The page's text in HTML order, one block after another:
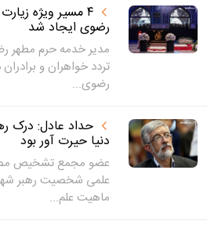
۴ مسیر ویژه
رضوی ایجاد شد
مدیر خدمه حرم مطهر
تردد خواهران و
رضوی...
حداد عادل: درک
دنیا حیرت آور بود
عضو مجمع تشخیص
علمی شخصیت رهبر
ماهیت علم...